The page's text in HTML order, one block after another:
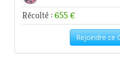
Récolté : 655 €
Rejoindre ce